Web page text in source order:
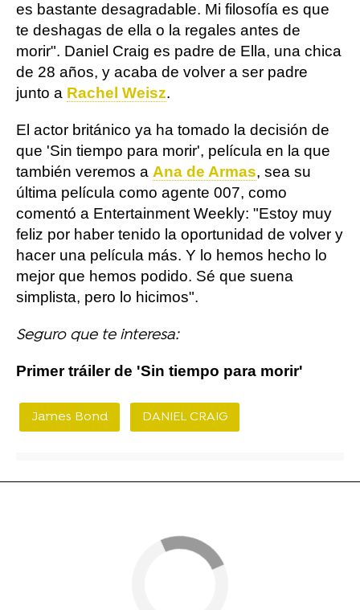
es bastante desagradable. Mi filosofía es que
te deshagas de ella o la regales antes de
morir". Daniel Craig es padre de Ella, una chica
de 28 años, y acaba de volver a ser padre
junto a Rachel Weisz.
El actor británico ya ha tomado la decisión de
que 'Sin tiempo para morir', película en la que
también veremos a Ana de Armas, sea su
última película como agente 007, como
comentó a Entertainment Weekly: "Estoy muy
feliz por haber tenido la oportunidad de volver y
hacer una película más. Y lo hemos hecho lo
mejor que hemos podido. Sé que suena
simplista, pero lo hicimos".
Seguro que te interesa:
Primer tráiler de 'Sin tiempo para morir'
James Bond DANIEL CRAIG